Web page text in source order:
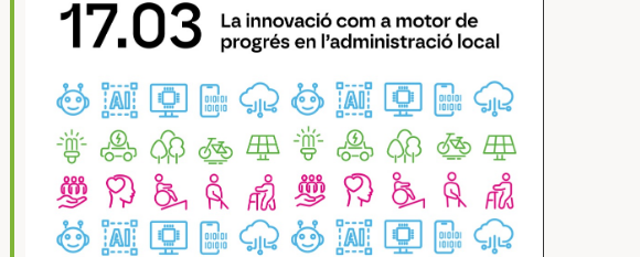
Office 365 Outlook Live